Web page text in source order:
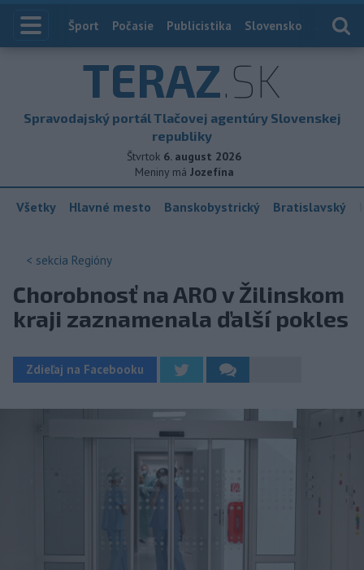
Index
Šport Počasie Publicistika Slovensko
TERAZ.SK
Spravodajský portál Tlačovej agentúry Slovenskej
republiky
Štvrtok 6. august 2026
Meniny má Jozefína
Všetky Hlavné mesto Banskobystrický Bratislavský
< sekcia Regióny
Chorobnosť na ARO v Žilinskom
kraji zaznamenala ďalší pokles
Zdieľaj na Facebooku